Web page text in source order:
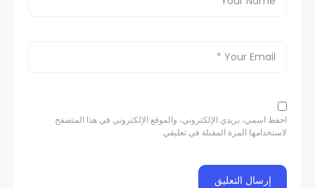
احفظ اسمي، بريدي الإلكتروني، والموقع الإلكتروني في هذا المتصفح
لاستخدامها المرة المقبلة في تعليقي.